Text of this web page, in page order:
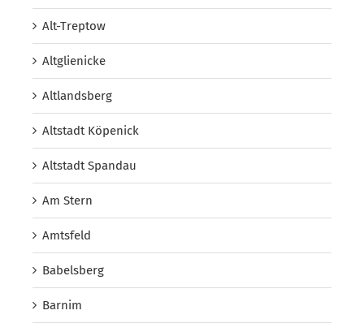
Alt-Treptow
Altglienicke
Altlandsberg
Altstadt Köpenick
Altstadt Spandau
Am Stern
Amtsfeld
Babelsberg
Barnim